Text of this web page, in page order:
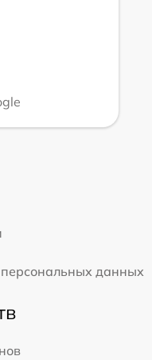
персональных данных